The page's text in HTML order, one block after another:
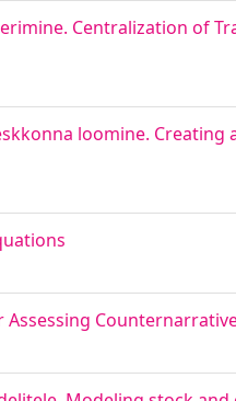
Centralization of
loomine. Creating